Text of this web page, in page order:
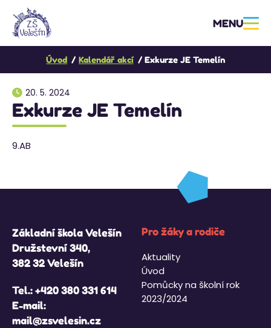
MENU
Úvod Kalendář akcí Exkurze JE Temelín
20. 5. 2024
Exkurze JE Temelín
9.AB
Základní škola Velešín
Družstevní 340,
382 32 Velešín
Tel.:+420 380 331 614
E-mail:
mail@zsvelesin.cz
Pro žáky a rodiče
Aktuality
Úvod
Pomůcky na školní rok
2023/2024